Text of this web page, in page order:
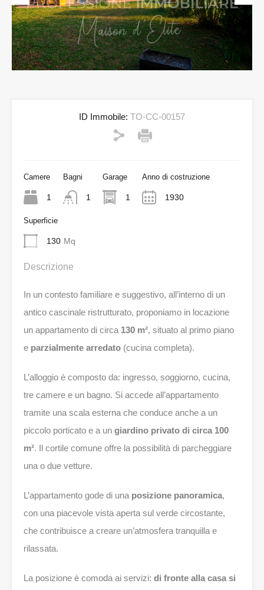
Previous Next
ID Immobile: TO-CC-00157
Camere
1
Bagni
1
Garage
1
Anno di costruzione
1930
Superficie
130 Mq
Descrizione
In un contesto familiare e suggestivo, all’interno di un
antico cascinale ristrutturato, proponiamo in locazione
un appartamento di circa 130 m², situato al primo piano
e parzialmente arredato (cucina completa).
L’alloggio è composto da: ingresso, soggiorno, cucina,
tre camere e un bagno. Si accede all’appartamento
tramite una scala esterna che conduce anche a un
piccolo porticato e a un giardino privato di circa 100
m². Il cortile comune offre la possibilità di parcheggiare
una o due vetture.
L’appartamento gode di una posizione panoramica,
con una piacevole vista aperta sul verde circostante,
che contribuisce a creare un’atmosfera tranquilla e
rilassata.
La posizione è comoda ai servizi: di fronte alla casa si